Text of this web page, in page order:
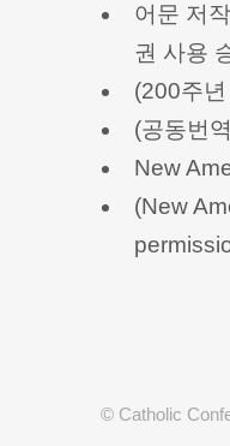
어문 저
권 사용
(200주
(공동번
New
(New
© Catholic